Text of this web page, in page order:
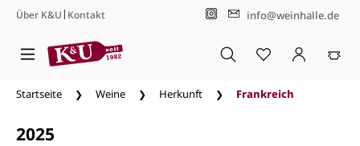
Zum Hauptinhalt springen
Über K&U| Kontakt info@weinhalle.de
Startseite Weine Herkunft Frankreich
2025